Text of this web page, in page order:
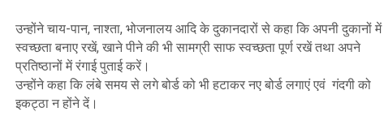
उन्होंने चाय-पान, नाश्ता, भोजनालय आदि के दुकानदारों से कहा कि अपनी दुकानों में
स्वच्छता बनाए रखें, खाने पीने की भी सामग्री साफ स्वच्छता पूर्ण रखें तथा अपने
प्रतिष्ठानों में रंगाई पुताई करें।
उन्होंने कहा कि लंबे समय से लगे बोर्ड को भी हटाकर नए बोर्ड लगाएं एवं गंदगी को
इकट्ठा न होंने दें।